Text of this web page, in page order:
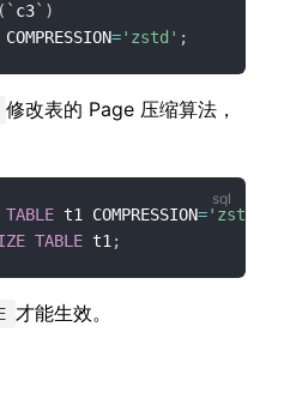
( ` c3` )
COMPRESSION='zstd' ;
修改表的 Page 压缩算法，
TABLE t1 COMPRESSION='zstd'
TABLE t1 ;
才能生效。